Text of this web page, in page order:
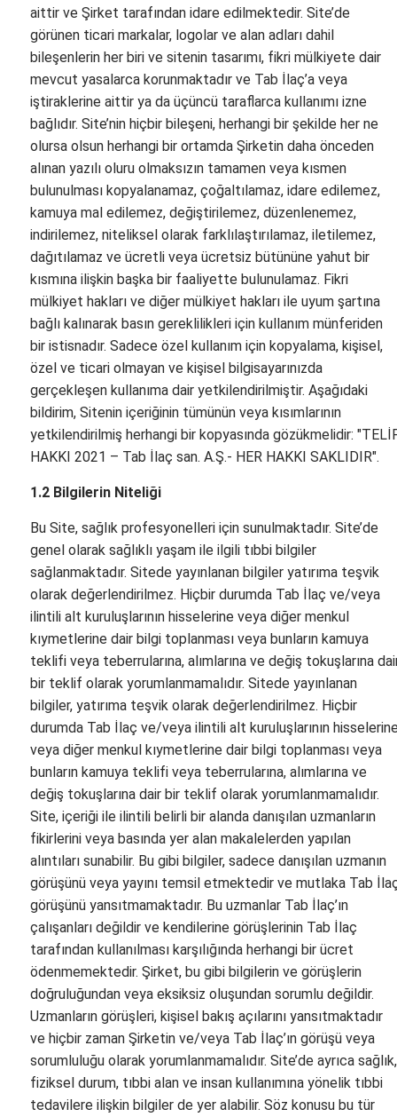
aittir ve Şirket tarafından idare edilmektedir. Site’de
görünen ticari markalar, logolar ve alan adları dahil
bileşenlerin her biri ve sitenin tasarımı, fikri mülkiyete dair
mevcut yasalarca korunmaktadır ve Tab İlaç’a veya
iştiraklerine aittir ya da üçüncü taraflarca kullanımı izne
bağlıdır. Site’nin hiçbir bileşeni, herhangi bir şekilde her ne
olursa olsun herhangi bir ortamda Şirketin daha önceden
alınan yazılı oluru olmaksızın tamamen veya kısmen
bulunulması kopyalanamaz, çoğaltılamaz, idare edilemez,
kamuya mal edilemez, değiştirilemez, düzenlenemez,
indirilemez, niteliksel olarak farklılaştırılamaz, iletilemez,
dağıtılamaz ve ücretli veya ücretsiz bütününe yahut bir
kısmına ilişkin başka bir faaliyette bulunulamaz. Fikri
mülkiyet hakları ve diğer mülkiyet hakları ile uyum şartına
bağlı kalınarak basın gereklilikleri için kullanım münferiden
bir istisnadır. Sadece özel kullanım için kopyalama, kişisel,
özel ve ticari olmayan ve kişisel bilgisayarınızda
gerçekleşen kullanıma dair yetkilendirilmiştir. Aşağıdaki
bildirim, Sitenin içeriğinin tümünün veya kısımlarının
yetkilendirilmiş herhangi bir kopyasında gözükmelidir:
HAKKI 2021 – Tab İlaç san. A.Ş.- HER HAKKI SAKLIDIR".
1.2 Bilgilerin Niteliği
Bu Site, sağlık profesyonelleri için sunulmaktadır. Site’de
genel olarak sağlıklı yaşam ile ilgili tıbbi bilgiler
sağlanmaktadır. Sitede yayınlanan bilgiler yatırıma teşvik
olarak değerlendirilmez. Hiçbir durumda Tab İlaç ve/veya
ilintili alt kuruluşlarının hisselerine veya diğer menkul
kıymetlerine dair bilgi toplanması veya bunların kamuya
teklifi veya teberrularına, alımlarına ve değiş tokuşlarına
bir teklif olarak yorumlanmamalıdır. Sitede yayınlanan
bilgiler, yatırıma teşvik olarak değerlendirilmez. Hiçbir
durumda Tab İlaç ve/veya ilintili alt kuruluşlarının
veya diğer menkul kıymetlerine dair bilgi toplanması veya
bunların kamuya teklifi veya teberrularına, alımlarına ve
değiş tokuşlarına dair bir teklif olarak yorumlanmamalıdır.
Site, içeriği ile ilintili belirli bir alanda danışılan uzmanların
fikirlerini veya basında yer alan makalelerden yapılan
alıntıları sunabilir. Bu gibi bilgiler, sadece danışılan uzmanın
görüşünü veya yayını temsil etmektedir ve mutlaka Tab
görüşünü yansıtmamaktadır. Bu uzmanlar Tab İlaç’ın
çalışanları değildir ve kendilerine görüşlerinin Tab İlaç
tarafından kullanılması karşılığında herhangi bir ücret
ödenmemektedir. Şirket, bu gibi bilgilerin ve görüşlerin
doğruluğundan veya eksiksiz oluşundan sorumlu değildir.
Uzmanların görüşleri, kişisel bakış açılarını yansıtmaktadır
ve hiçbir zaman Şirketin ve/veya Tab İlaç’ın görüşü veya
sorumluluğu olarak yorumlanmamalıdır. Site’de ayrıca sağlık,
fiziksel durum, tıbbi alan ve insan kullanımına yönelik tıbbi
tedavilere ilişkin bilgiler de yer alabilir. Söz konusu bu tür